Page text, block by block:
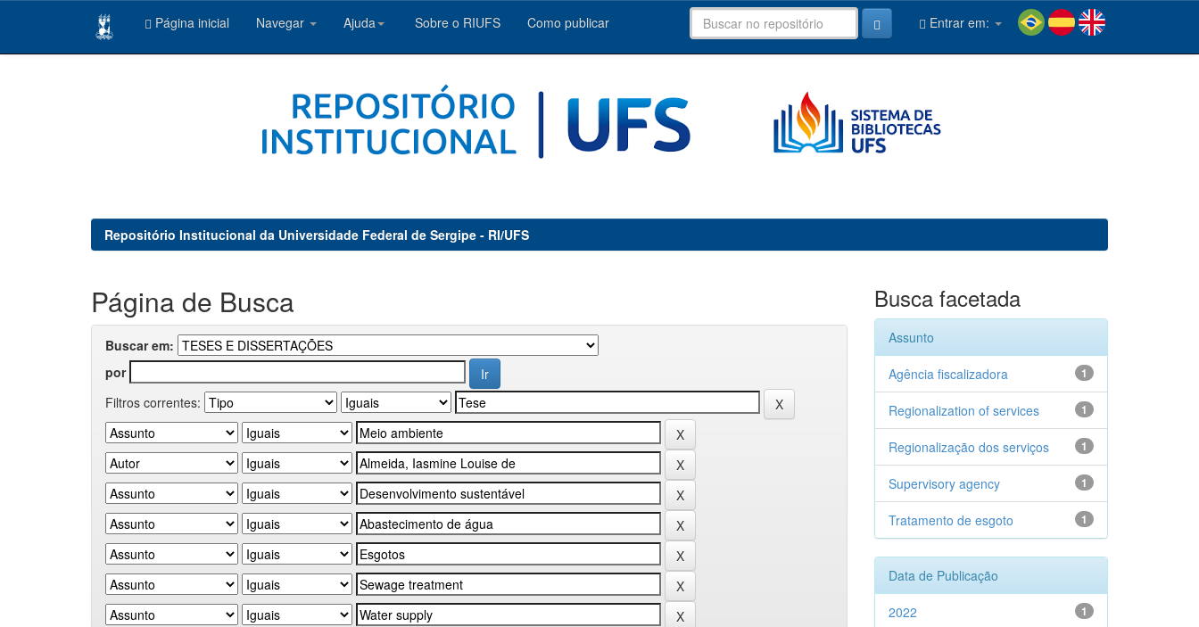
Página inicial Navegar Ajuda Sobre o RIUFS Como publicar Entrar em:
Repositório Institucional da Universidade Federal de Sergipe - RI/UFS
Página de Busca
Buscar em:
por
Filtros correntes:
Busca facetada
Assunto
1
Agência fiscalizadora
1
Regionalization of services
1
Regionalização dos serviços
1
Supervisory agency
1
Tratamento de esgoto
Data de Publicação
1
2022